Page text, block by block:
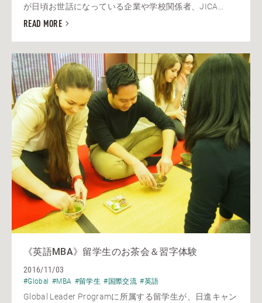
が日頃お世話になっている企業や学校関係者、JICA...
READ MORE
《英語MBA》留学生のお茶会＆習字体験
2016/11/03
#Global #MBA #留学生 #国際交流 #英語
Global Leader Programに所属する留学生が、日進キャン